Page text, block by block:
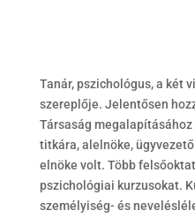
Tanár, pszichológus, a két
szereplője. Jelentősen
Társaság
titkára, alelnöke,
elnöke volt. Több
pszichológiai kurzusokat.
személyiség- és